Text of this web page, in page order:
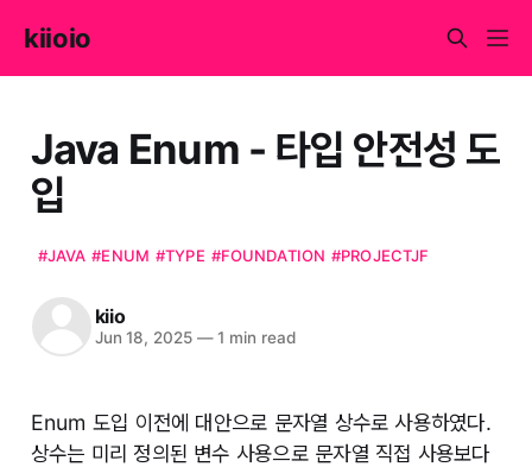
kiioio
Java Enum - 타입 안전성 도
입
#JAVA #ENUM #TYPE #FOUNDATION #PROJECTJF
kiio
Jun 18, 2025 —1 min read
Enum 도입 이전에 대안으로 문자열 상수로 사용하였다.
상수는 미리 정의된 변수 사용으로 문자열 직접 사용보다